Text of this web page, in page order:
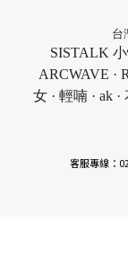
台
SISTALK 小
ARCWAVE ·
女 · 輕喃 · ak
客服專線：